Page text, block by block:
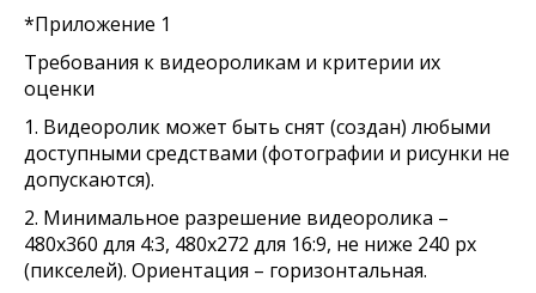
*Приложение 1
Требования к видеороликам и критерии их
оценки
1. Видеоролик может быть снят (создан) любыми
доступными средствами (фотографии и рисунки не
допускаются).
2. Минимальное разрешение видеоролика –
480x360 для 4:3, 480x272 для 16:9, не ниже 240 px
(пикселей). Ориентация – горизонтальная.